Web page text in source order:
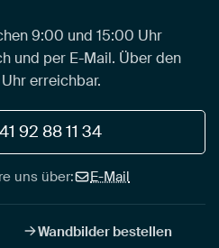
9:00 und 15:00 Uhr
und per E-Mail. Über den
erreichbar.
92 88 11 34
uns über: E-Mail
Wandbilder bestellen